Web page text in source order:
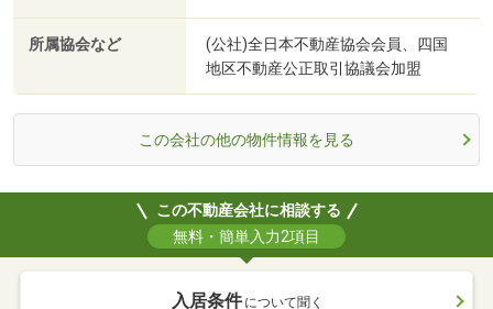
所属協会など
(公社)全日本不動産協会会員、四国
地区不動産公正取引協議会加盟
この会社の他の物件情報を見る
この不動産会社に相談する
無料・簡単入力2項目
入居条件 について聞く